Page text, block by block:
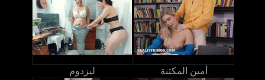
ليزدوم أمين المكتبة